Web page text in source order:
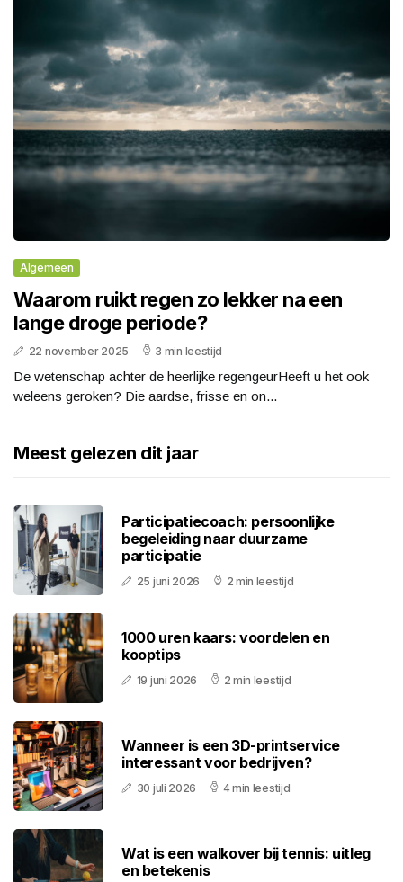
Algemeen
Waarom ruikt regen zo lekker na een
lange droge periode?
22 november 2025 3 min leestijd
De wetenschap achter de heerlijke regengeurHeeft u het ook
weleens geroken? Die aardse, frisse en on...
Meest gelezen dit jaar
Participatiecoach: persoonlijke
begeleiding naar duurzame
participatie
25 juni 2026 2 min leestijd
1000 uren kaars: voordelen en
kooptips
19 juni 2026 2 min leestijd
Wanneer is een 3D-printservice
interessant voor bedrijven?
30 juli 2026 4 min leestijd
Wat is een walkover bij tennis: uitleg
en betekenis